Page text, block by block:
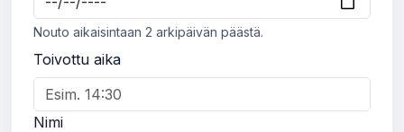
Nouto aikaisintaan 2 arkipäivän päästä.
Toivottu aika
Nimi